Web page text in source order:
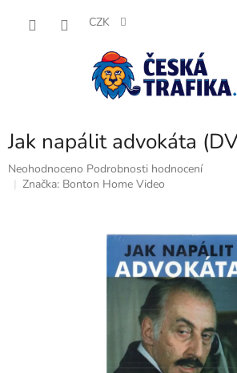
CZK
Jak napálit advokáta
Průměrné
hodnocení
Neohodnoceno Podrobnosti hodnocení
Značka: Bonton Home Video